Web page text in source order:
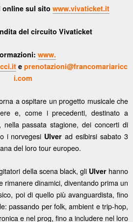
sul sitowww.vivaticket.it
del circuito Vivaticket
www.
e prenotazioni@francomariaricc
i.com
a ospitare un progetto musicale che
e, come i precedenti, destinato a
nella passata stagione, dei concerti di
i norvegesi Ulver ad esibirsi sabato 3
del loro tour europeo.
della scena black, gli Ulverhanno
rimanere dinamici, diventando prima un
poi di quello più avanguardista, fino
passando per folk, ambient e trip-hop,
e nel prog, fino a includere nel loro